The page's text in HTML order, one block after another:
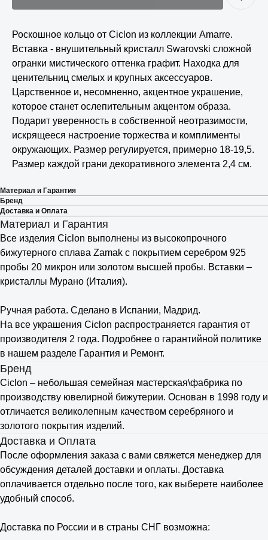
Роскошное кольцо от Ciclon из коллекции Amarre.
Вставка - внушительный кристалл Swarovski сложной
огранки мистического оттенка графит. Находка для
ценительниц смелых и крупных аксессуаров.
Царственное и, несомненно, акцентное украшение,
которое станет ослепительным акцентом образа.
Подарит уверенность в собственной неотразимости,
искрящееся настроение торжества и комплименты
окружающих. Размер регулируется, примерно 18-19,5.
Размер каждой грани декоративного элемента 2,4 см.
Материал и Гарантия
Бренд
Доставка и Оплата
Материал и Гарантия
Все изделия Ciclon выполнены из высокопрочного
бижутерного сплава Zamak с покрытием серебром 925
пробы 20 микрон или золотом высшей пробы. Вставки –
кристаллы Мурано (Италия).
Ручная работа. Сделано в Испании, Мадрид.
На все украшения Ciclon распространяется гарантия от
производителя 2 года. Подробнее о гарантийной политике
в нашем разделе Гарантия и Ремонт.
Бренд
Ciclon – небольшая семейная мастерская\фабрика по
производству ювелирной бижутерии. Основан в 1998 году и
отличается великолепным качеством серебряного и
золотого покрытия изделий.
Доставка и Оплата
После оформления заказа с вами свяжется менеджер для
обсуждения деталей доставки и оплаты. Доставка
оплачивается отдельно после того, как выберете наиболее
удобный способ.
Доставка по России и в страны СНГ возможна: